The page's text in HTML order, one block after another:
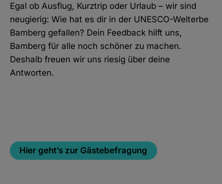
Egal ob Ausflug, Kurztrip oder Urlaub – wir sind
neugierig: Wie hat es dir in der UNESCO-Welterbe
Bamberg gefallen? Dein Feedback hilft uns,
Bamberg für alle noch schöner zu machen.
Deshalb freuen wir uns riesig über deine
Antworten.
Hier geht’s zur Gästebefragung